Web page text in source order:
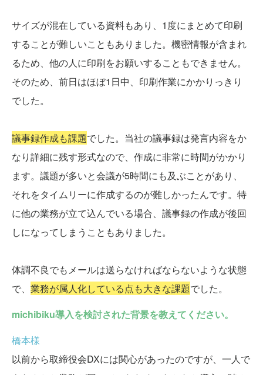
サイズが混在している資料もあり、1度にまとめて印刷
することが難しいこともありました。機密情報が含まれ
るため、他の人に印刷をお願いすることもできません。
そのため、前日はほぼ1日中、印刷作業にかかりっきり
でした。
議事録作成も課題でした。当社の議事録は発言内容をか
なり詳細に残す形式なので、作成に非常に時間がかかり
ます。議題が多いと会議が5時間にも及ぶことがあり、
それをタイムリーに作成するのが難しかったんです。特
に他の業務が立て込んでいる場合、議事録の作成が後回
しになってしまうこともありました。
体調不良でもメールは送らなければならないような状態
で、 業務が属人化している点も大きな課題でした。
michibiku導入を検討された背景を教えてください。
橋本様
以前から取締役会DXには関心があったのですが、一人で